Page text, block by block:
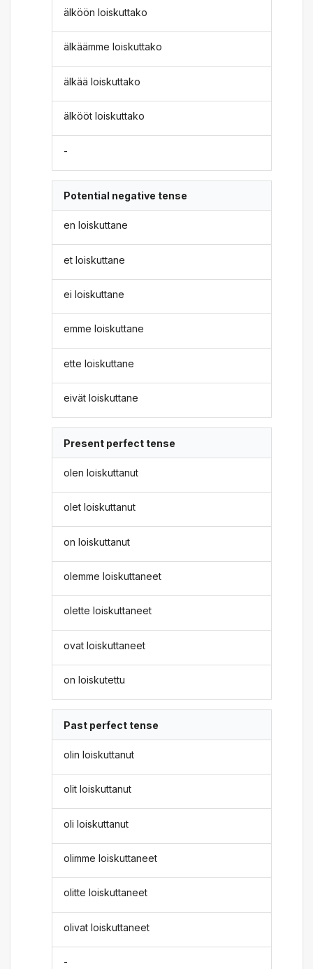
älköön loiskuttako
älkäämme loiskuttako
älkää loiskuttako
älkööt loiskuttako
-
Potential negative tense
en loiskuttane
et loiskuttane
ei loiskuttane
emme loiskuttane
ette loiskuttane
eivät loiskuttane
Present perfect tense
olen loiskuttanut
olet loiskuttanut
on loiskuttanut
olemme loiskuttaneet
olette loiskuttaneet
ovat loiskuttaneet
on loiskutettu
Past perfect tense
olin loiskuttanut
olit loiskuttanut
oli loiskuttanut
olimme loiskuttaneet
olitte loiskuttaneet
olivat loiskuttaneet
-